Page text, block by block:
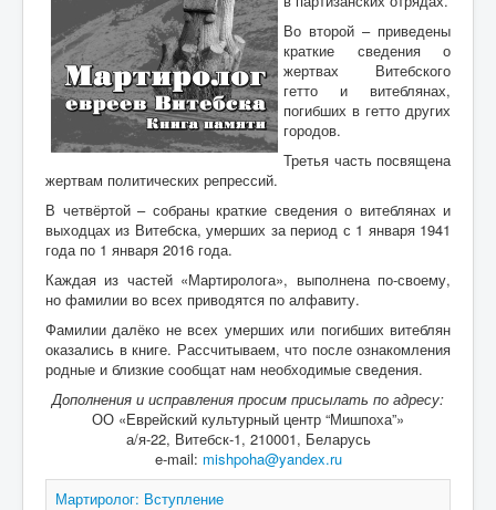
Воспоминания
Дети войны вспоминают
Имя
Ищу родных
Литературная гостиная
Ликбез Мишпохи
Чтобы это никогда не повторилось!
Почта Мишпохи
Родословная
Редакционный подвальчик
Мартиролог
Кухня Мишпохи
Гостевая книга
Во второй – приведены
краткие сведения о
жертвах Витебского
гетто и витеблянах,
погибших в гетто других
городов.
Третья часть посвящена
жертвам политических репрессий.
В четвёртой – собраны краткие сведения о витеблянах и
выходцах из Витебска, умерших за период с 1 января 1941
года по 1 января 2016 года.
Каждая из частей «Мартиролога», выполнена по-своему,
но фамилии во всех приводятся по алфавиту.
Фамилии далёко не всех умерших или погибших витеблян
оказались в книге. Рассчитываем, что после ознакомления
родные и близкие сообщат нам необходимые сведения.
Дополнения и исправления просим присылать по адресу:
ОО «Еврейский культурный центр “Мишпоха”»
а/я-22, Витебск-1, 210001, Беларусь
e-mail: mishpoha@yandex.ru
Мартиролог: Вступление